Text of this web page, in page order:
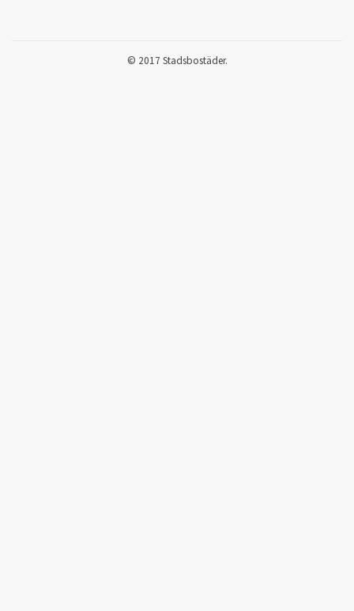
© 2017 Stadsbostäder.